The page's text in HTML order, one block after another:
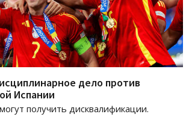
дело против
Испании
получить дисквалификации.